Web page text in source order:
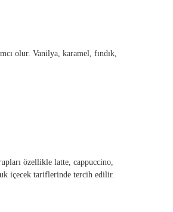
olur. Vanilya, karamel, fındık,
özellikle latte, cappuccino,
içecek tariflerinde tercih edilir.